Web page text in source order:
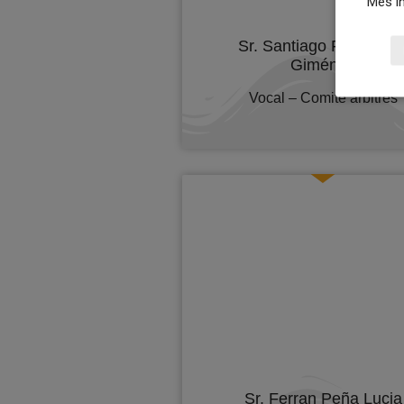
Sr. Santiago
Giménez
Vocal – Comité àrbitres
Sr. Ferran Peña Lucia